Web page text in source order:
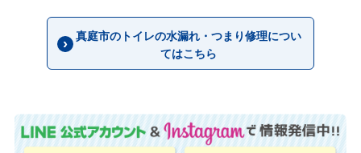
真庭市のトイレの水漏れ・つまり修理につい
てはこちら